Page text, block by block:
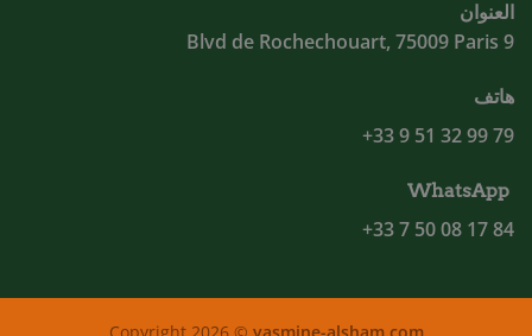
العنوان
9 Blvd de Rochechouart, 75009 Paris
هاتف
79 99 32 51 9 33+
84 17 08 50 7 33+